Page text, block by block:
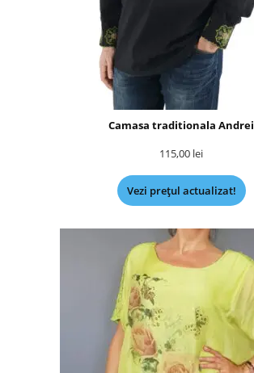
Camasa traditionala Andrei
115,00 lei
Vezi prețul actualizat!